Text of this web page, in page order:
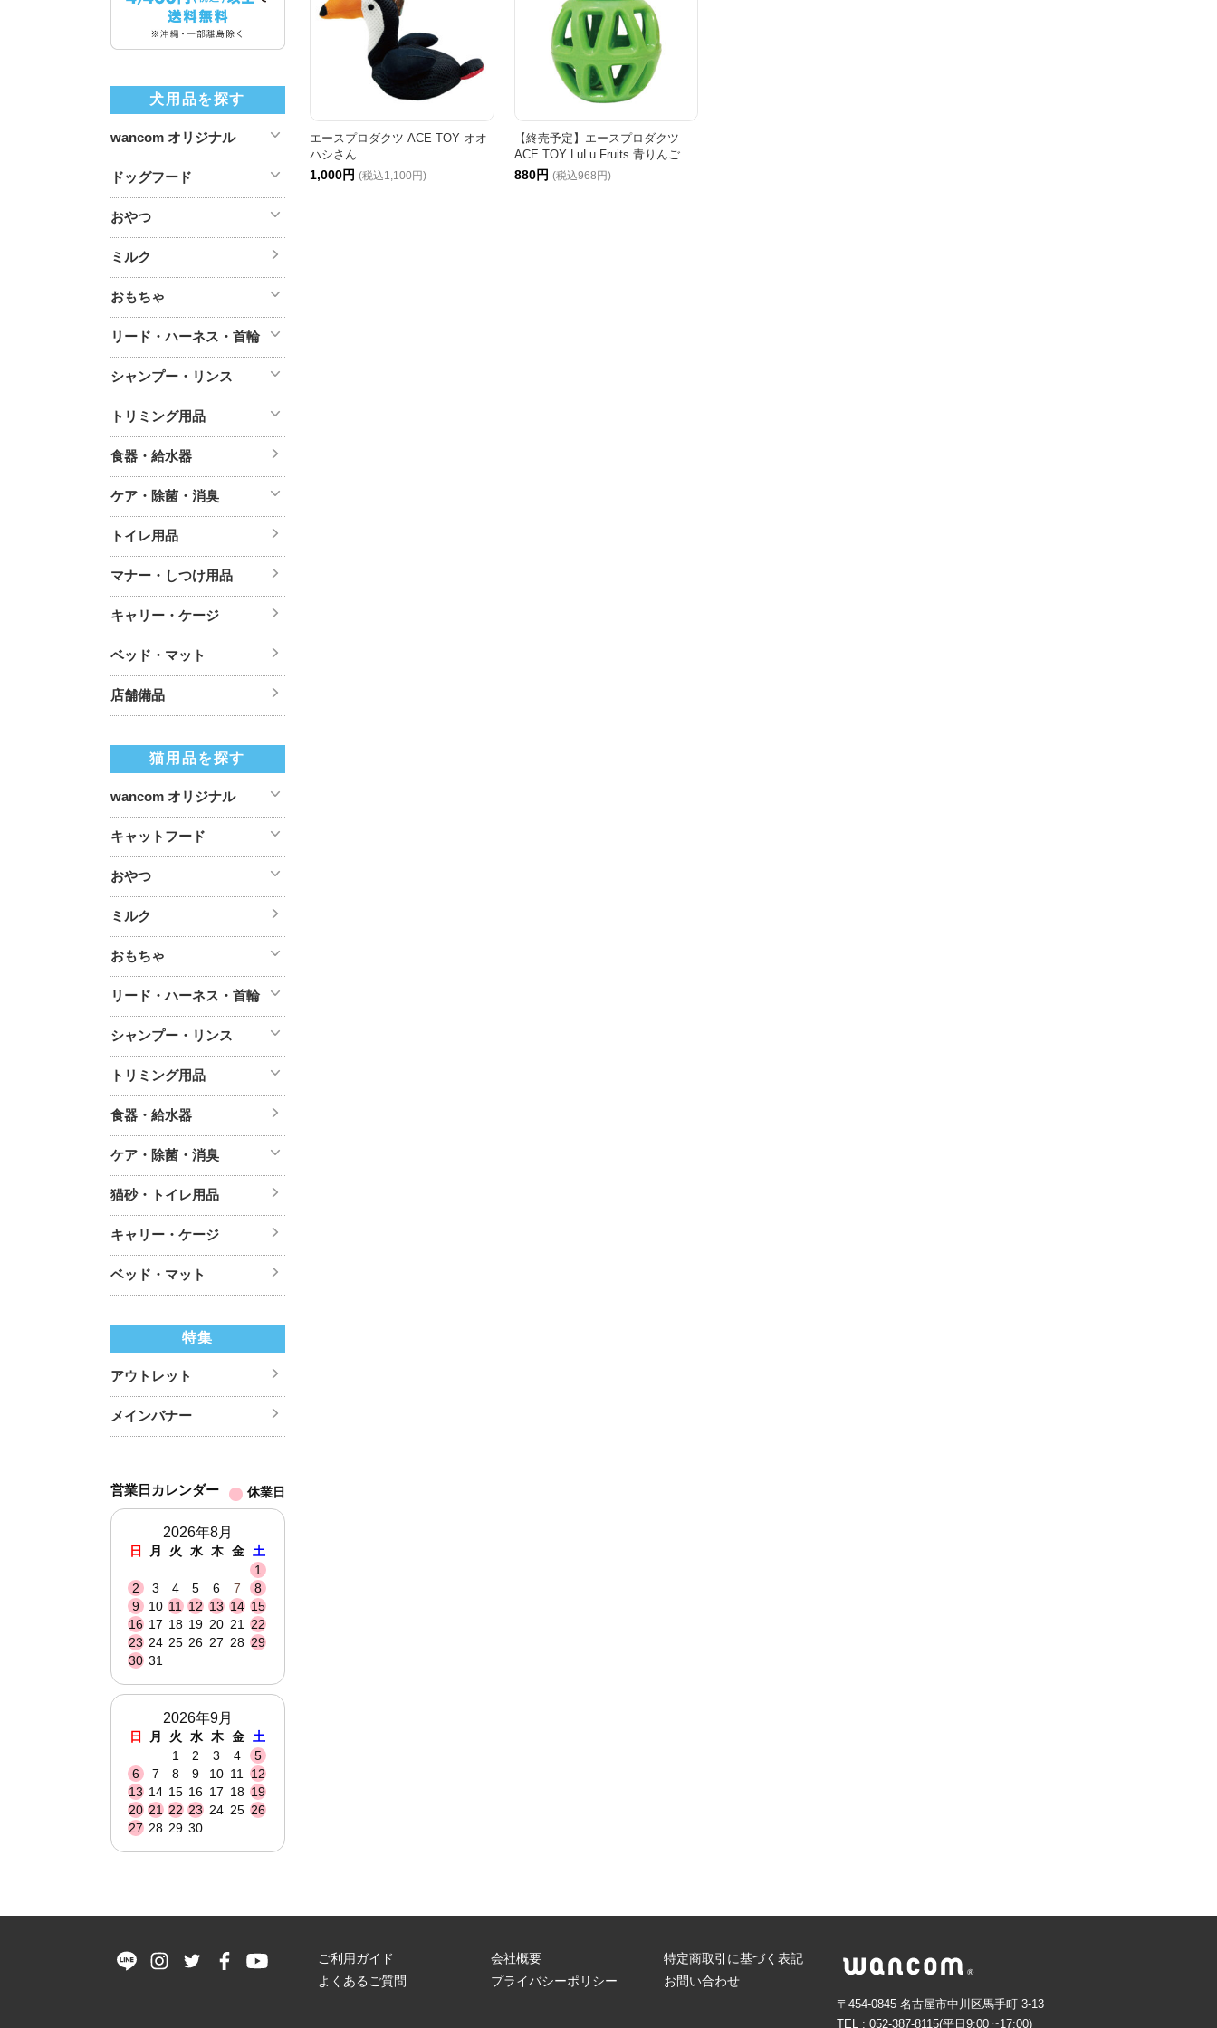
エースプロダクツ ACE TOY オオ
ハシさん
1,000円 (税込1,100円)
【終売予定】エースプロダクツ
ACE TOY LuLu Fruits 青りんご
880円 (税込968円)
犬用品を探す
wancom オリジナル
ドッグフード
おやつ
ミルク
おもちゃ
リード・ハーネス・首輪
シャンプー・リンス
トリミング用品
食器・給水器
ケア・除菌・消臭
トイレ用品
マナー・しつけ用品
キャリー・ケージ
ベッド・マット
店舗備品
猫用品を探す
wancom オリジナル
キャットフード
おやつ
ミルク
おもちゃ
リード・ハーネス・首輪
シャンプー・リンス
トリミング用品
食器・給水器
ケア・除菌・消臭
猫砂・トイレ用品
キャリー・ケージ
ベッド・マット
特集
アウトレット
メインバナー
営業日カレンダー 休業日
2026年8月
日 月 火 水 木 金
土
1
2
3 4 5 6 7
8
9
10 11 12 13 14 15
16 17 18 19 20 21 22
23 24 25 26 27 28 29
30 31
2026年9月
日 月 火 水 木 金
土
1
2 3 4
5
6
7 8 9 10 11
12
13 14 15 16 17 18 19
20 21 22 23 24 25 26
27 28 29 30
ご利用ガイド
よくあるご質問
会社概要
プライバシーポリシー
特定商取引に基づく表記
お問い合わせ
〒454-0845 名古屋市中川区馬手町 3-13
TEL : 052-387-8115(平日9:00 ~17:00)